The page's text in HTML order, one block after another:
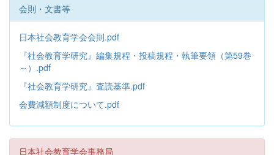
会則・文書等
日本社会教育学会会則.pdf
『社会教育学研究』編集規程・投稿規程・執筆要領（第59巻
～）.pdf
『社会教育学研究』査読基準.pdf
会費減額制度について.pdf
日本社会教育学会事務局